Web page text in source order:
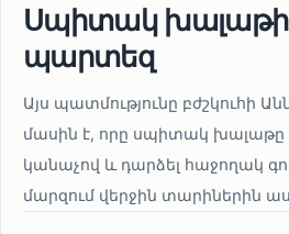
Սպիտակ
պարտեզ
Այս պատմությունը բժշկուհի
մասին է, որը սպիտակ խալաթը
կանաչով և դարձել հաջողակ
մարզում վերջին տարիներին